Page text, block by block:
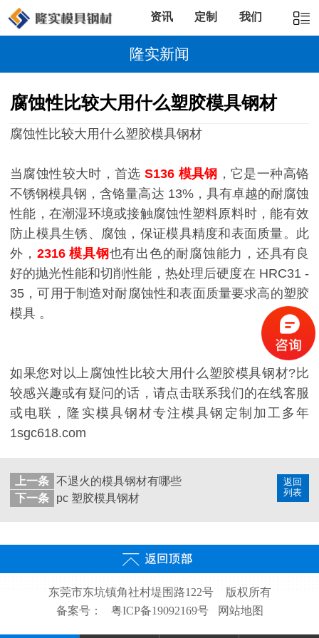
资讯 定制 我们
隆实新闻
腐蚀性比较大用什么塑胶模具钢材
腐蚀性比较大用什么塑胶模具钢材
当腐蚀性较大时，首选S136 模具钢 ，它是一种高铬
不锈钢模具钢，含铬量高达 13%，具有卓越的耐腐蚀
性能，在潮湿环境或接触腐蚀性塑料原料时，能有效
防止模具生锈、腐蚀，保证模具精度和表面质量。此
外， 2316 模具钢也有出色的耐腐蚀能力，还具有良
好的抛光性能和切削性能，热处理后硬度在 HRC31 -
35，可用于制造对耐腐蚀性和表面质量要求高的塑胶
模具 。
如果您对以上腐蚀性比较大用什么塑胶模具钢材?比
较感兴趣或有疑问的话，请点击联系我们的在线客服
或电联，隆实模具钢材专注模具钢定制加工多年
1sgc618.com
返回
列表
上一条 不退火的模具钢材有哪些
下一条
pc 塑胶模具钢材
东莞市东坑镇角社村堤围路122号
版权所有
备案号：
粤ICP备19092169号 网站地图